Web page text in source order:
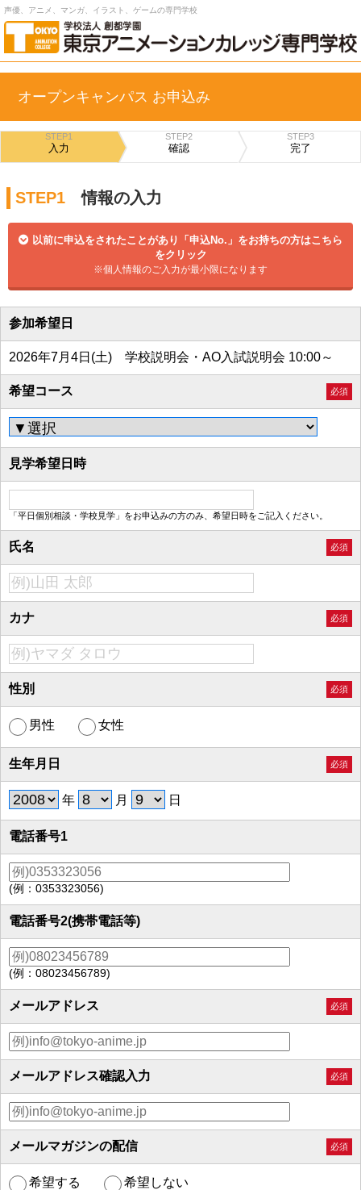
声優、アニメ、マンガ、イラスト、ゲームの専門学校
オープンキャンパス お申込み
STEP1
入力
STEP2
確認
STEP3
完了
STEP1 情報の入力
以前に申込をされたことがあり「申込No.」をお持ちの方はこちら
をクリック
※個人情報のご入力が最小限になります
参加希望日
2026年7月4日(土) 学校説明会・AO入試説明会 10:00～
希望コース 必須
見学希望日時
「平日個別相談・学校見学」をお申込みの方のみ、希望日時をご記入ください。
氏名 必須
カナ 必須
性別 必須
男性 女性
生年月日 必須
年 月 日
電話番号1
(例：0353323056)
電話番号2(携帯電話等)
(例：08023456789)
メールアドレス 必須
メールアドレス確認入力 必須
メールマガジンの配信 必須
希望する 希望しない